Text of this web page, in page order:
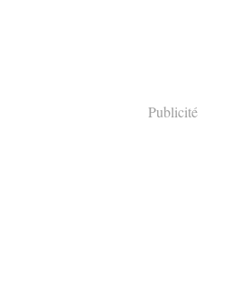
Publicité